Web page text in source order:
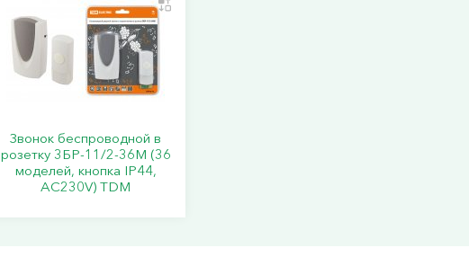
Звонок беспроводной в
розетку 3БР-11/2-36М (36
моделей, кнопка IP44,
АС230V) TDM